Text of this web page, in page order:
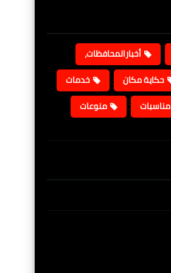
أخبارالمحافظات،
حكاية مكان
خدمات
مناسبات منوعات